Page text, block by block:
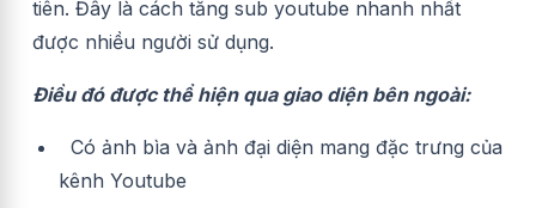
tiên. Đây là cách tăng sub youtube nhanh nhất
được nhiều người sử dụng.
Điều đó được thể hiện qua giao diện bên ngoài:
Có ảnh bìa và ảnh đại diện mang đặc trưng của
kênh Youtube